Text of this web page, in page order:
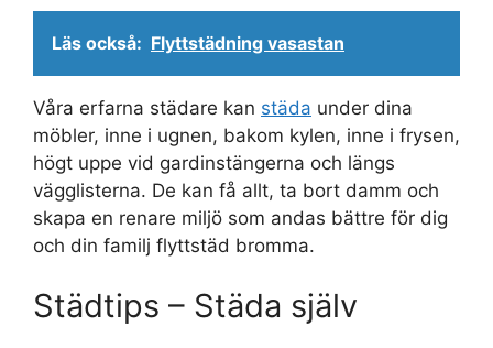
Läs också: Flyttstädning vasastan
Våra erfarna städare kan städa under dina
möbler, inne i ugnen, bakom kylen, inne i frysen,
högt uppe vid gardinstängerna och längs
vägglisterna. De kan få allt, ta bort damm och
skapa en renare miljö som andas bättre för dig
och din familj flyttstäd bromma.
Städtips – Städa själv